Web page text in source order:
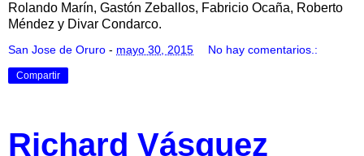
Rolando Marín, Gastón Zeballos, Fabricio Ocaña, Roberto
Méndez y Divar Condarco.
San Jose de Oruro - mayo 30, 2015 No hay comentarios.:
Compartir
Richard Vásquez